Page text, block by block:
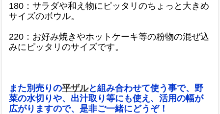
180：サラダや和え物にピッタリのちょっと大きめ
サイズのボウル。
220：お好み焼きやホットケーキ等の粉物の混ぜ込
みにピッタリのサイズです。
また別売りの平ザルと組み合わせて使う事で、野
菜の水切りや、出汁取り等にも使え、活用の幅が
広がりますので、是非ご一緒にどうぞ！